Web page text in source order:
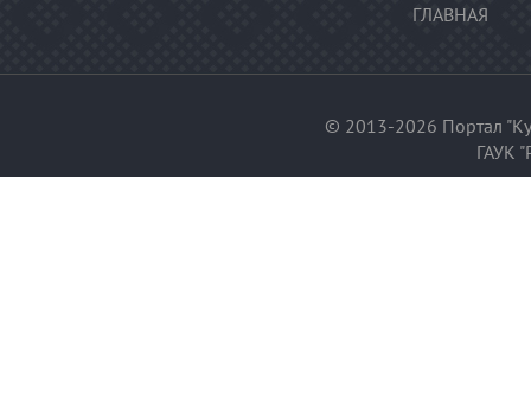
ГЛАВНАЯ
© 2013-2026 Портал
ГАУК